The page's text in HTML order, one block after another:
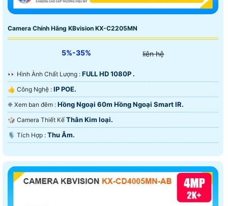
Camera Chính Hãng KBvision KX-C2205MN
5%-35% liên hệ
️👀 Hình Ành Chất Lượng : FULL HD 1080P .
👍 Công Nghệ : IP POE.
❈ Xem ban đêm : Hồng Ngoại 60m Hồng Ngoại Smart IR.
🎲 Camera Thiết Kế Thân Kim loại.
️🎙 Tích Hợp : Thu Âm.